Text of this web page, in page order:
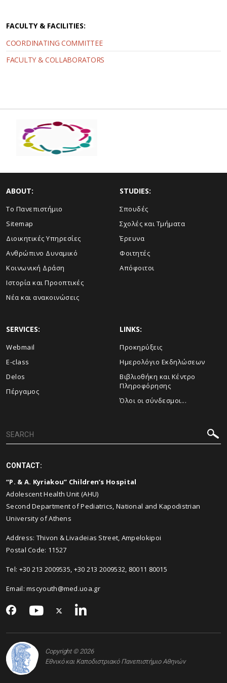
FACULTY & FACILITIES:
COORDINATING COMMITTEE
FACULTY & COLLABORATORS
ABOUT:
Το Πανεπιστήμιο
Sitemap
Διοικητικές Υπηρεσίες
Ανθρώπινο Δυναμικό
Κοινωνική Δράση
Ιστορία και Προοπτικές
Νέα και ανακοινώσεις
STUDIES:
Σπουδές
Σχολές και Τμήματα
Έρευνα
Φοιτητές
Απόφοιτοι
SERVICES:
Webmail
E-class
Delos
Πέργαμος
LINKS:
Προκηρύξεις
Ημερολόγιο Εκδηλώσεων
Βιβλιοθήκη και Κέντρο
Πληροφόρησης
Όλοι οι σύνδεσμοι...
CONTACT:
“P. & A. Kyriakou” Children’s Hospital
Adolescent Health Unit (AHU)
Second Department of Pediatrics, National and Kapodistrian
University of Athens
Address: Thivon & Livadeias Street, Ampelokipoi
Postal Code: 11527
Tel: +30 213 2009535, +30 213 2009532, 80011 80015
Email:mscyouth@med.uoa.gr
Copyright © 2026
Εθνικό και Καποδιστριακό Πανεπιστήμιο Αθηνών